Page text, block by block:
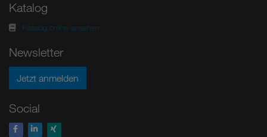
Katalog
Katalog online ansehen
Newsletter
Jetzt anmelden
Social